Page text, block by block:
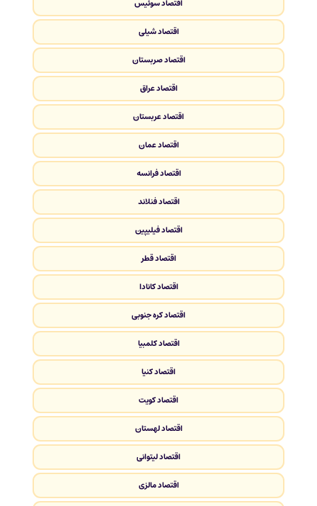
اقتصاد سوئیس
اقتصاد شیلی
اقتصاد صربستان
اقتصاد عراق
اقتصاد عربستان
اقتصاد عمان
اقتصاد فرانسه
اقتصاد فنلاند
اقتصاد فیلیپین
اقتصاد قطر
اقتصاد کانادا
اقتصاد کره جنوبی
اقتصاد کلمبیا
اقتصاد کنیا
اقتصاد کویت
اقتصاد لهستان
اقتصاد لیتوانی
اقتصاد مالزی